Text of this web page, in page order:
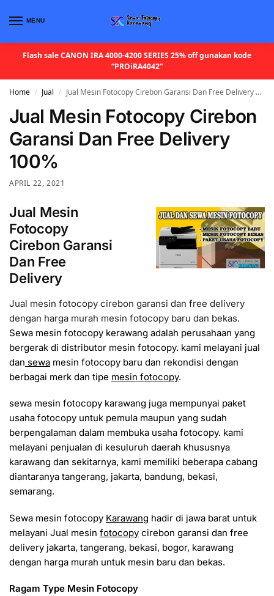
MENU
Flash sale CANON IRA 4000-4200 SERIES 25% off gunakan kode
“PROiRA4042”
Home / Jual / Jual Mesin Fotocopy Cirebon Garansi Dan Free Delivery 100%
Jual Mesin Fotocopy Cirebon
Garansi Dan Free Delivery
100%
APRIL 22, 2021
Jual Mesin
Fotocopy
Cirebon Garansi
Dan Free
Delivery
Jual mesin fotocopy cirebon garansi dan free delivery
dengan harga murah mesin fotocopy baru dan bekas.
Sewa mesin fotocopy kerawang adalah perusahaan yang
bergerak di distributor mesin fotocopy. kami melayani jual
dan sewa mesin fotocopy baru dan rekondisi dengan
berbagai merk dan tipe mesin fotocopy.
sewa mesin fotocopy karawang juga mempunyai paket
usaha fotocopy untuk pemula maupun yang sudah
berpengalaman dalam membuka usaha fotocopy. kami
melayani penjualan di kesuluruh daerah khususnya
karawang dan sekitarnya, kami memiliki beberapa cabang
diantaranya tangerang, jakarta, bandung, bekasi,
semarang.
Sewa mesin fotocopy Karawang hadir di jawa barat untuk
melayani Jual mesin fotocopy cirebon garansi dan free
delivery jakarta, tangerang, bekasi, bogor, karawang
dengan harga murah untuk mesin baru dan bekas.
Ragam Type Mesin Fotocopy